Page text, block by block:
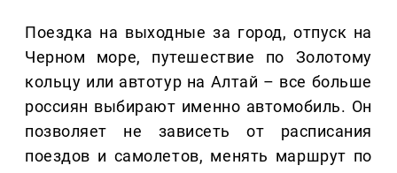
Поездка на выходные за город, отпуск на
Черном море, путешествие по Золотому
кольцу или автотур на Алтай – все больше
россиян выбирают именно автомобиль. Он
позволяет не зависеть от расписания
поездов и самолетов, менять маршрут по